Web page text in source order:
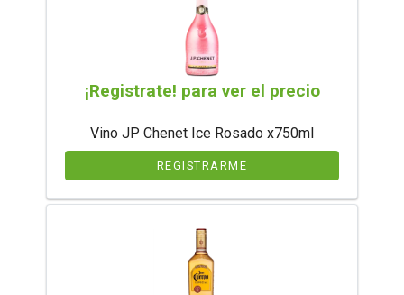
¡Registrate! para ver el precio
Vino JP Chenet Ice Rosado x750ml
REGISTRARME